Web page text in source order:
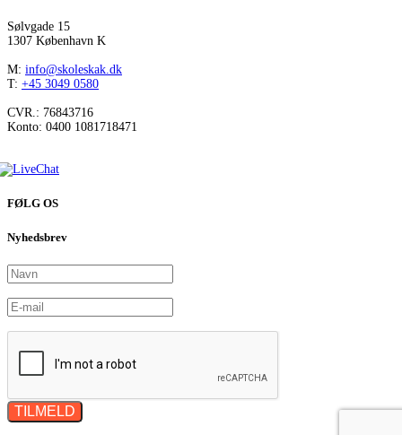
Sølvgade 15
1307 København K
M: info@skoleskak.dk
T: +45 3049 0580
CVR.: 76843716
Konto: 0400 1081718471
FØLG OS
Nyhedsbrev